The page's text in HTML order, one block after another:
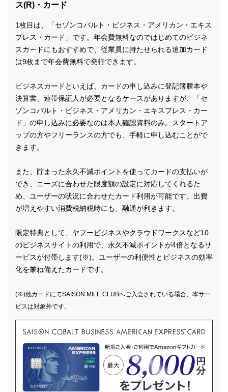
ス(R)・カード
1枚目は、「セゾンコバルト・ビジネス・アメリカン・エキス
プレス・カード」です。年会費無料なのではじめてのビジネ
スカードにもおすすめで、従業員に持たせられる追加カード
は9枚まで年会費無料で発行できます。
ビジネスカードといえば、カードの申し込みに登記簿謄本や
決算書、連帯保証人が必要となるケースがありますが、「セ
ゾンコバルト・ビジネス・アメリカン・エキスプレス・カー
ド」の申し込みに必要なのは本人確認資料のみ。スタートア
ップの方やフリーランスの方でも、手軽に申し込むことがで
きます。
また、貯まった永久不滅ポイントを使ってカードの支払いが
でき、ニーズに合わせた限度額の設定に対応してくれるた
め、ユーザーの状況に合わせたカード利用が可能です。出費
が増えやすい消費税納税時にも、融通が利きます。
限定特典として、ヤフービジネスやクラウドワークスなど10
のビジネスサイトの利用で、永久不滅ポイントが4倍となるサ
ービスが付帯します(※)。ユーザーの利便性とビジネスの効率
化を兼ね備えたカードです。
(※)他カードにてSAISON MILE CLUBへご入会されている場合、本サー
ビスは対象外です。